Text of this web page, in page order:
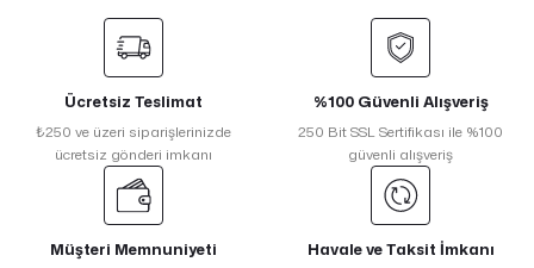
Ücretsiz Teslimat
₺250 ve üzeri siparişlerinizde
ücretsiz gönderi imkanı
%100 Güvenli Alışveriş
250 Bit SSL Sertifikası ile %100
güvenli alışveriş
Müşteri Memnuniyeti Havale ve Taksit İmkanı